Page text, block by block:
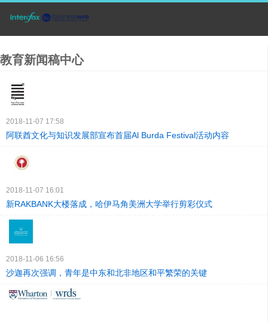
教育新闻稿中心
2018-11-07 17:58
阿联酋文化与知识发展部宣布首届Al Burda Festival活动内容
2018-11-07 16:01
新RAKBANK大楼落成，哈伊马角美洲大学举行剪彩仪式
2018-11-06 16:56
沙迦再次强调，青年是中东和北非地区和平繁荣的关键